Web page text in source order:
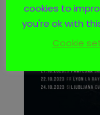
cookies to
you're ok with
Cookie